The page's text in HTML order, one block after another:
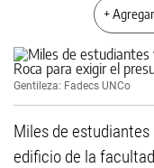
+
Gentileza: Fadecs UNCo
Miles de
edificio de la